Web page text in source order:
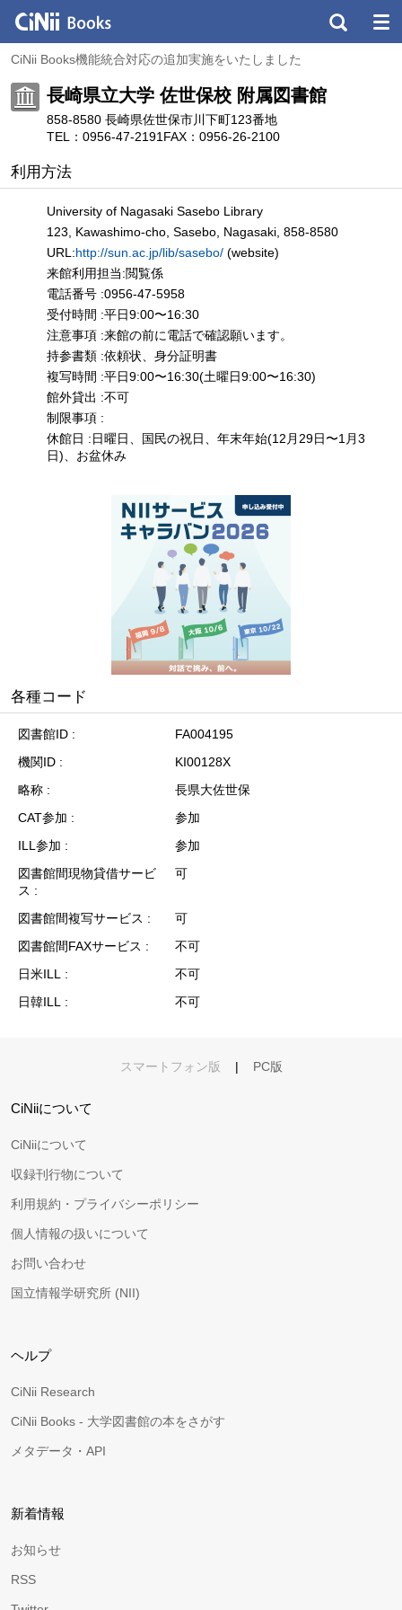
CiNii Books機能統合対応の追加実施をいたしました
長崎県立大学 佐世保校 附属図書館
858-8580 長崎県佐世保市川下町123番地
TEL：0956-47-2191 FAX：0956-26-2100
利用方法
University of Nagasaki Sasebo Library
123, Kawashimo-cho, Sasebo, Nagasaki, 858-8580
URL:http://sun.ac.jp/lib/sasebo/ (website)
来館利用担当:閲覧係
電話番号 :0956-47-5958
受付時間 :平日9:00〜16:30
注意事項 :来館の前に電話で確認願います。
持参書類 :依頼状、身分証明書
複写時間 :平日9:00〜16:30(土曜日9:00〜16:30)
館外貸出 :不可
制限事項 :
休館日 :日曜日、国民の祝日、年末年始(12月29日〜1月3
日)、お盆休み
各種コード
図書館ID
FA004195
機関ID
KI00128X
略称
長県大佐世保
CAT参加
参加
ILL参加
参加
図書館間現物貸借サービ
ス
可
図書館間複写サービス
可
図書館間FAXサービス
不可
日米ILL
不可
日韓ILL
不可
スマートフォン版 | PC版
CiNiiについて
CiNiiについて
収録刊行物について
利用規約・プライバシーポリシー
個人情報の扱いについて
お問い合わせ
国立情報学研究所 (NII)
ヘルプ
CiNii Research
CiNii Books - 大学図書館の本をさがす
メタデータ・API
新着情報
お知らせ
RSS